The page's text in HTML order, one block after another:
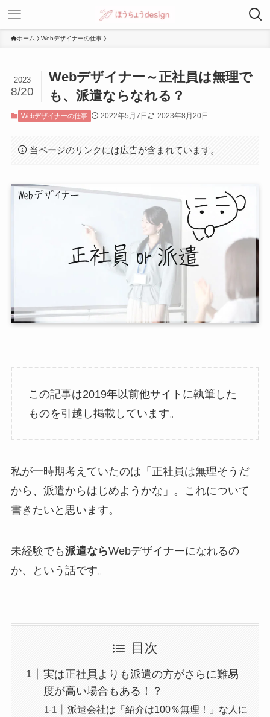
ホーム Webデザイナーの仕事
Webデザイナー～正社員は無理で
も、派遣ならなれる？
2023
8/20
Webデザイナーの仕事 2022年5月7日 2023年8月20日
当ページのリンクには広告が含まれています。
この記事は2019年以前他サイトに執筆した
ものを引越し掲載しています。
私が一時期考えていたのは「正社員は無理そうだ
から、派遣からはじめようかな」。これについて
書きたいと思います。
未経験でも派遣ならWebデザイナーになれるの
か、という話です。
目次
実は正社員よりも派遣の方がさらに難易
度が高い場合もある！？
派遣会社は「紹介は100％無理！」な人に